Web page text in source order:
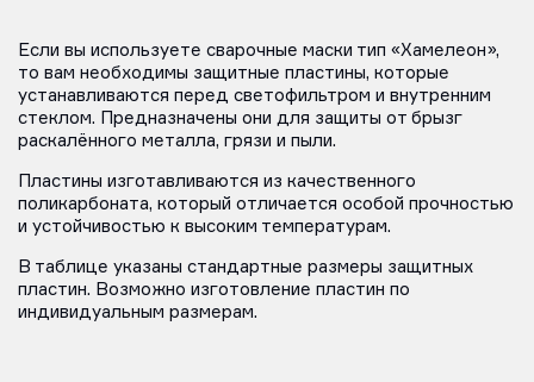
Если вы используете сварочные маски тип «Хамелеон»,
то вам необходимы защитные пластины, которые
устанавливаются перед светофильтром и внутренним
стеклом. Предназначены они для защиты от брызг
раскалённого металла, грязи и пыли.
Пластины изготавливаются из качественного
поликарбоната, который отличается особой прочностью
и устойчивостью к высоким температурам.
В таблице указаны стандартные размеры защитных
пластин. Возможно изготовление пластин по
индивидуальным размерам.